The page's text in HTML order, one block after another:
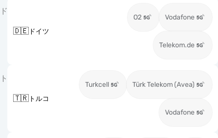
ド
🇩🇪ドイツ
O2 Vodafone
Telekom.de
ト
🇹🇷トルコ
Turkcell Türk Telekom (Avea)
Vodafone